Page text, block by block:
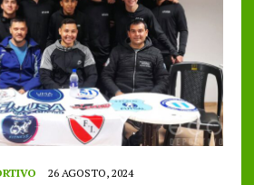
26 AGOSTO, 2024